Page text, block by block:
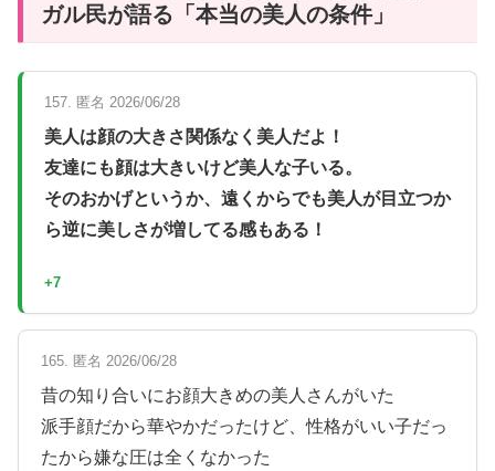
ガル民が語る「本当の美人の条件」
157. 匿名 2026/06/28
美人は顔の大きさ関係なく美人だよ！
友達にも顔は大きいけど美人な子いる。
そのおかげというか、遠くからでも美人が目立つか
ら逆に美しさが増してる感もある！
+7
165. 匿名 2026/06/28
昔の知り合いにお顔大きめの美人さんがいた
派手顔だから華やかだったけど、性格がいい子だっ
たから嫌な圧は全くなかった